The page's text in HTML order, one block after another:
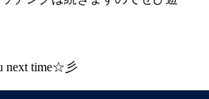
next time☆彡